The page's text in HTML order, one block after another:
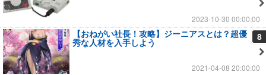
2023-10-30 00:00:00
8
【おねがい社長！攻略】ジーニアスとは？超優
秀な人材を入手しよう
2021-04-08 20:00:00